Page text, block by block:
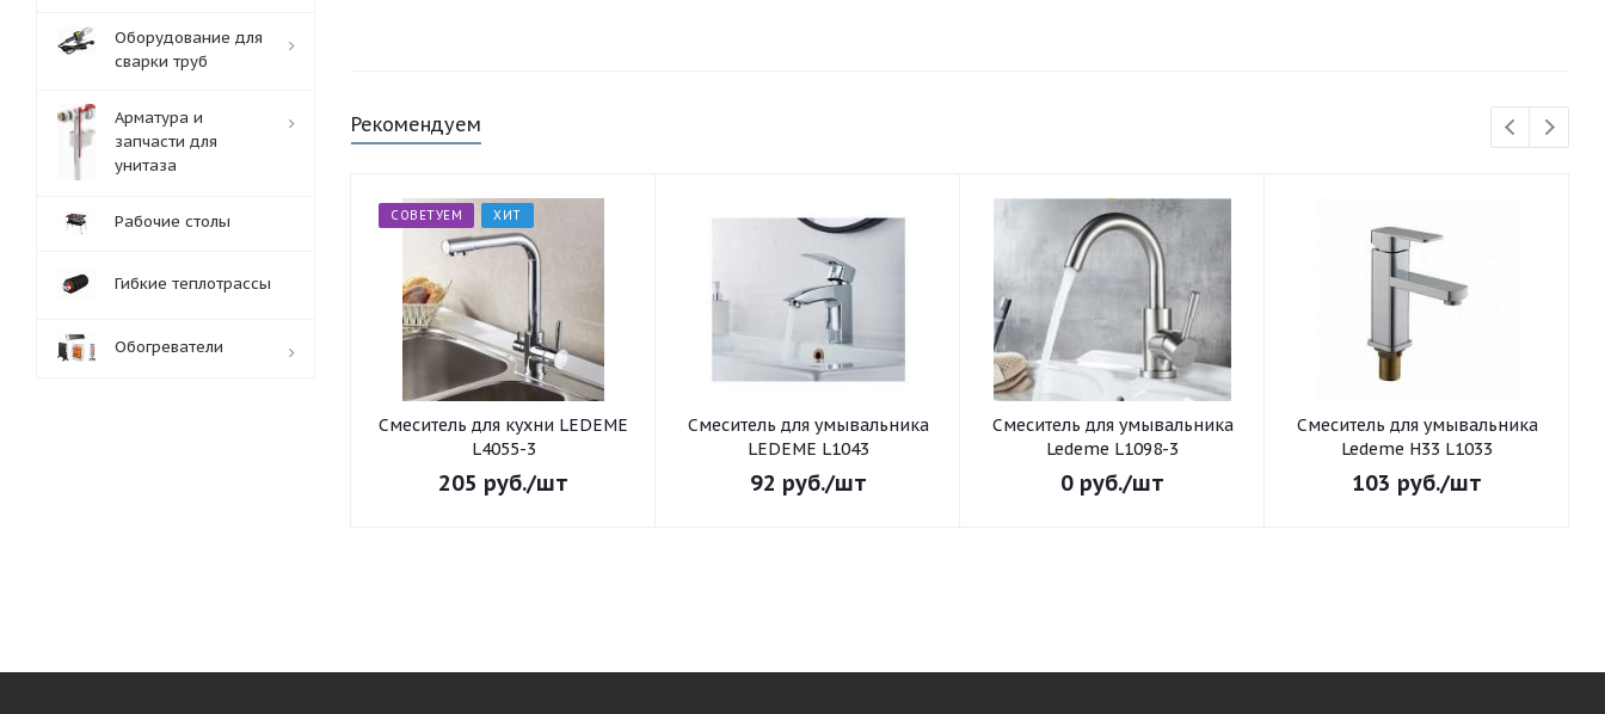
Рекомендуем
СОВЕТУЕМ ХИТ
Смеситель для кухни LEDEME
L4055-3
205 руб./шт
Смеситель для умывальника
LEDEME L1043
92 руб./шт
Смеситель для умывальника
Ledeme L1098-3
0 руб./шт
Смеситель для умывальника
Ledeme H33 L1033
103 руб./шт
Оборудование для
сварки труб
Арматура и
запчасти для
унитаза
Рабочие столы
Гибкие теплотрассы
Обогреватели